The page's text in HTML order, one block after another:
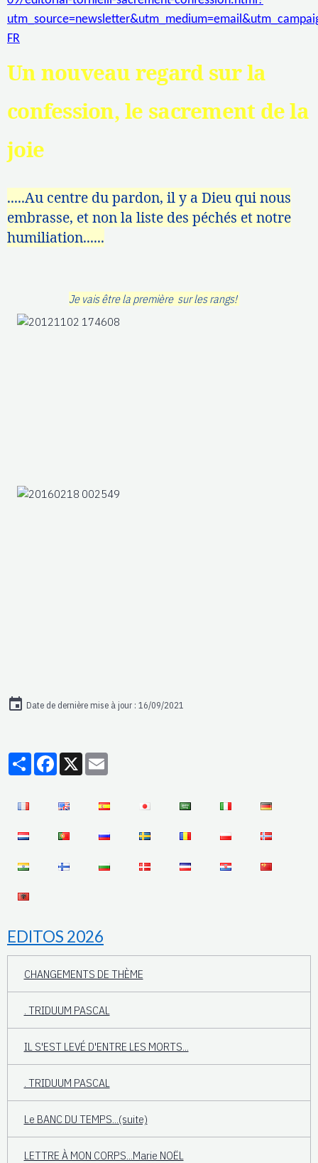
FR
Un nouveau regard sur la
confession, le sacrement de la
joie
.....Au centre du pardon, il y a Dieu qui nous
embrasse, et non la liste des péchés et notre
humiliation......
Je vais être la première sur les rangs!
Date de dernière mise à jour : 16/09/2021
PartagerFacebook
X
EDITOS 2026
CHANGEMENTS DE THÈME
. TRIDUUM PASCAL
IL S'EST LEVÉ D'ENTRE LES MORTS...
. TRIDUUM PASCAL
Le BANC DU TEMPS...(suite)
LETTRE À MON CORPS...Marie NOËL